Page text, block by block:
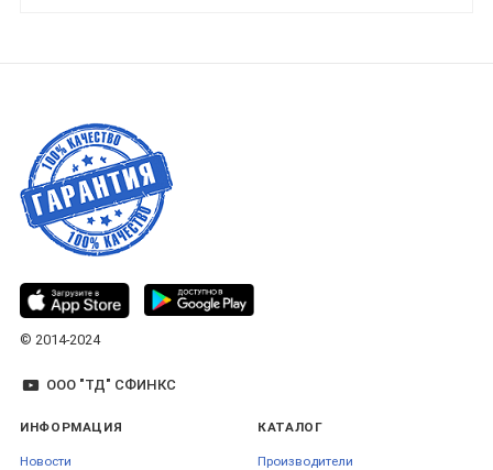
© 2014-2024
ООО "ТД" СФИНКС
ИНФОРМАЦИЯ
Новости
КАТАЛОГ
Производители